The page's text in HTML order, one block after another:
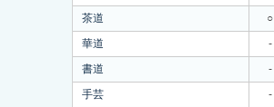
茶道
○
華道
-
書道
-
手芸
-